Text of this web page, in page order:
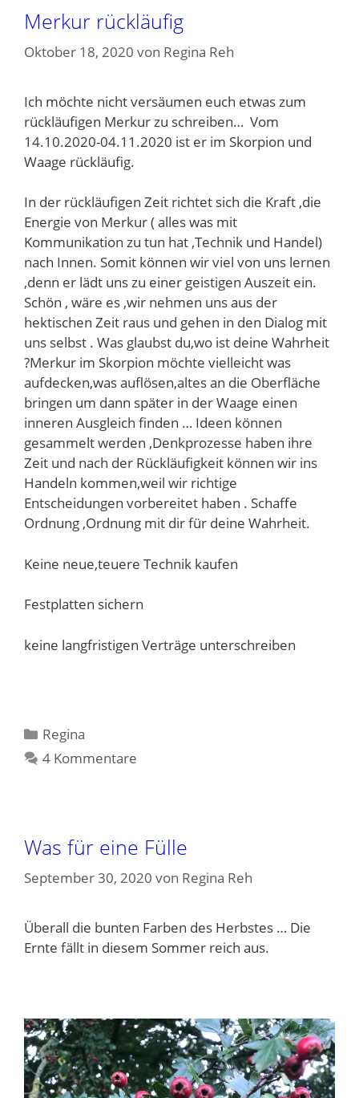
Merkur rückläufig
Oktober 18, 2020 von Regina Reh
Ich möchte nicht versäumen euch etwas zum
rückläufigen Merkur zu schreiben… Vom
14.10.2020-04.11.2020 ist er im Skorpion und
Waage rückläufig.
In der rückläufigen Zeit richtet sich die Kraft ,die
Energie von Merkur ( alles was mit
Kommunikation zu tun hat ,Technik und Handel)
nach Innen. Somit können wir viel von uns lernen
,denn er lädt uns zu einer geistigen Auszeit ein.
Schön , wäre es ,wir nehmen uns aus der
hektischen Zeit raus und gehen in den Dialog mit
uns selbst . Was glaubst du,wo ist deine Wahrheit
?Merkur im Skorpion möchte vielleicht was
aufdecken,was auflösen,altes an die Oberfläche
bringen um dann später in der Waage einen
inneren Ausgleich finden … Ideen können
gesammelt werden ,Denkprozesse haben ihre
Zeit und nach der Rückläufigkeit können wir ins
Handeln kommen,weil wir richtige
Entscheidungen vorbereitet haben . Schaffe
Ordnung ,Ordnung mit dir für deine Wahrheit.
Keine neue,teuere Technik kaufen
Festplatten sichern
keine langfristigen Verträge unterschreiben
Kategorien
Regina
4 Kommentare
Was für eine Fülle
September 30, 2020 von Regina Reh
Überall die bunten Farben des Herbstes … Die
Ernte fällt in diesem Sommer reich aus.